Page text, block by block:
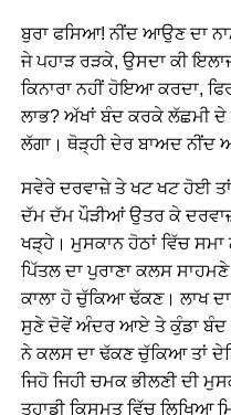
ਬੁਰਾ ਫਸਿਆ! ਨੀਂਦ ਆਉਣ ਦਾ
ਜੇ ਪਹਾੜ ਰੜਕੇ, ਉਸਦਾ ਕੀ
ਕਿਨਾਰਾ ਨਹੀਂ ਹੋਇਆ ਕਰਦਾ,
ਲਾਭ? ਅੱਖਾਂ ਬੰਦ ਕਰਕੇ ਲੱਛਮੀ ਦੇ
ਲੱਗਾ। ਥੋੜ੍ਹੀ ਦੇਰ ਬਾਅਦ ਨੀਂਦ
ਸਵੇਰੇ ਦਰਵਾਜ਼ੇ ਤੇ ਖਟ ਖਟ ਹੋਈ
ਦੱਮ ਦੱਮ ਪੌੜੀਆਂ ਉਤਰ ਕੇ
ਖੜ੍ਹੇ। ਮੁਸਕਾਨ ਹੋਠਾਂ ਵਿੱਚ ਸਮਾ
ਪਿੱਤਲ ਦਾ ਪੁਰਾਣਾ ਕਲਸ
ਕਾਲਾ ਹੋ ਚੁੱਕਿਆ ਢੱਕਣ। ਲਾਖ
ਸੁਣੇ ਦੋਵੇਂ ਅੰਦਰ ਆਏ ਤੇ ਕੁੰਡਾ ਬੰਦ
ਨੇ ਕਲਸ ਦਾ ਢੱਕਣ ਚੁੱਕਿਆ ਤਾਂ
ਜਿਹੋ ਜਿਹੀ ਚਮਕ ਭੀਲਣੀ ਦੀ
ਤੁਹਾਡੀ ਕਿਸਮਤ ਵਿੱਚ ਲਿਖਿਆ